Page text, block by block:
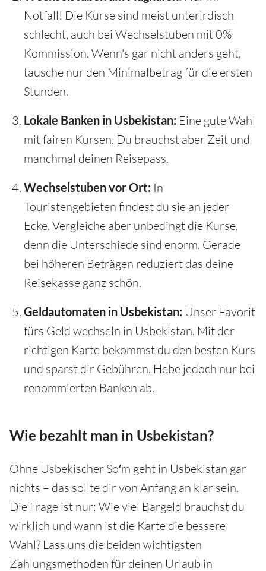
Notfall! Die Kurse sind meist unterirdisch
schlecht, auch bei Wechselstuben mit 0%
Kommission. Wenn's gar nicht anders geht,
tausche nur den Minimalbetrag für die ersten
Stunden.
Lokale Banken in Usbekistan: Eine gute Wahl
mit fairen Kursen. Du brauchst aber Zeit und
manchmal deinen Reisepass.
Wechselstuben vor Ort: In
Touristengebieten findest du sie an jeder
Ecke. Vergleiche aber unbedingt die Kurse,
denn die Unterschiede sind enorm. Gerade
bei höheren Beträgen reduziert das deine
Reisekasse ganz schön.
Geldautomaten in Usbekistan: Unser Favorit
fürs Geld wechseln in Usbekistan. Mit der
richtigen Karte bekommst du den besten Kurs
und sparst dir Gebühren. Hebe jedoch nur bei
renommierten Banken ab.
Wie bezahlt man in Usbekistan?
Ohne Usbekischer Soʻm geht in Usbekistan gar
nichts – das sollte dir von Anfang an klar sein.
Die Frage ist nur: Wie viel Bargeld brauchst du
wirklich und wann ist die Karte die bessere
Wahl? Lass uns die beiden wichtigsten
Zahlungsmethoden für deinen Urlaub in